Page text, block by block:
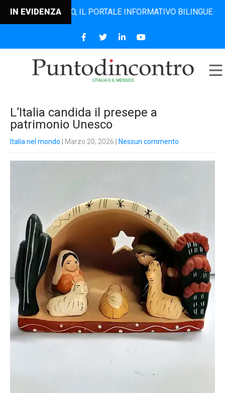
IN EVIDENZAIL PORTALE INFORMATIVO BILINGUE CHE
L’Italia candida il presepe a
patrimonio Unesco
Italia nel mondo | Marzo 20, 2026 Nessun commento